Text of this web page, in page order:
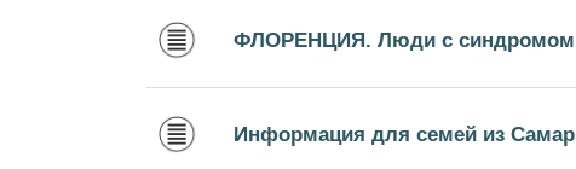
ФЛОРЕНЦИЯ. Люди с синдромом
Информация для семей из